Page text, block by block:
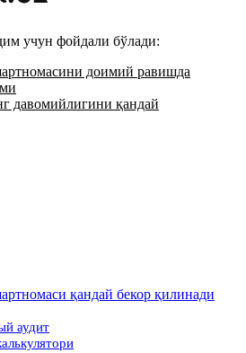
учун фойдали бўлади:
доимий равишда
давомийлигини қандай
қандай бекор қилинади
аудит